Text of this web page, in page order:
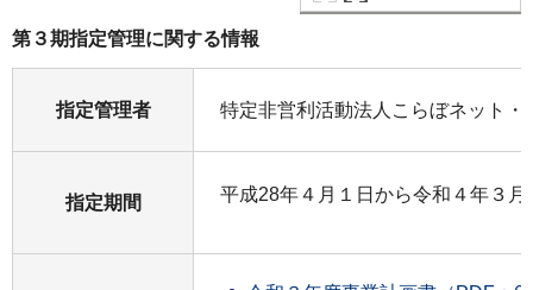
第３期指定管理に関する情報
指定管理者 特定非営利活動法人こらぼネット・
指定期間 平成28年４月１日から令和４年３月